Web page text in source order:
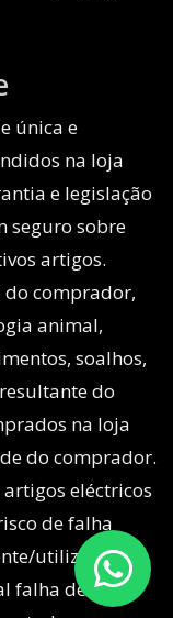
única e
na loja
e legislação
seguro sobre
artigos.
comprador,
animal,
soalhos,
do
na loja
do comprador.
eléctricos
de falha
utilizador,
falha de